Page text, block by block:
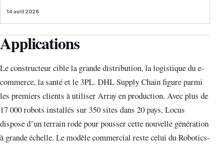
14 avril 2026
Applications
Le constructeur cible la grande distribution, la logistique du e-
commerce, la santé et le 3PL. DHL Supply Chain figure parmi
les premiers clients à utiliser Array en production. Avec plus de
17 000 robots installés sur 350 sites dans 20 pays, Locus
dispose d’un terrain rodé pour pousser cette nouvelle génération
à grande échelle. Le modèle commercial reste celui du Robotics-